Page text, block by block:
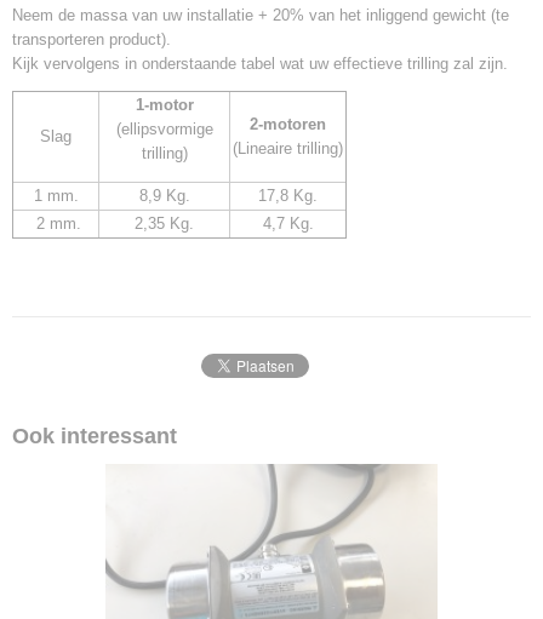
Neem de massa van uw installatie + 20% van het inliggend gewicht (te
transporteren product).
Kijk vervolgens in onderstaande tabel wat uw effectieve trilling zal zijn.
Slag
1-motor
(ellipsvormige
trilling)
2-motoren
(Lineaire trilling)
1 mm. 8,9 Kg.
17,8 Kg.
2 mm.
2,35 Kg. 4,7 Kg.
Ook interessant